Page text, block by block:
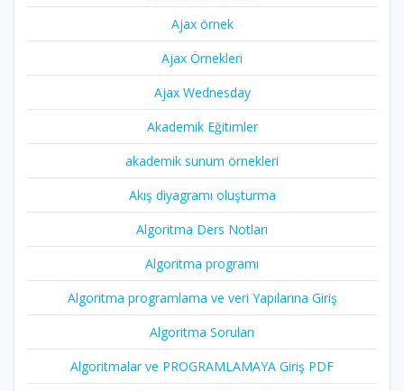
Ajax örnek
Ajax Örnekleri
Ajax Wednesday
Akademik Eğitimler
akademik sunum örnekleri
Akış diyagramı oluşturma
Algoritma Ders Notları
Algoritma programı
Algoritma programlama ve veri Yapılarına Giriş
Algoritma Soruları
Algoritmalar ve PROGRAMLAMAYA Giriş PDF